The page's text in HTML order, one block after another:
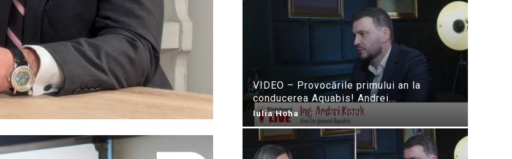
VIDEO – Provocările primului an la
conducerea Aquabis! Andrei...
Iulia Hoha - iulie 21, 2026